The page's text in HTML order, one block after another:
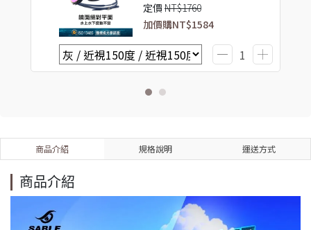
定價 NT$1760
加價購NT$1584
商品介紹 規格說明 運送方式
商品介紹